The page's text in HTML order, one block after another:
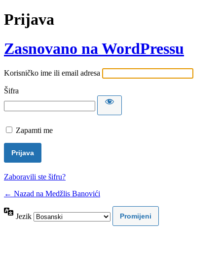
Prijava
Zasnovano na WordPressu
Korisničko ime ili email adresa
Šifra
Zapamti me
Zaboravili ste šifru?
← Nazad na Medžlis Banovići
Jezik